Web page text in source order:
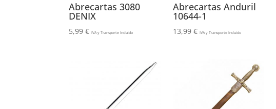
Abrecartas 3080
DENIX
5,99€ IVA y Transporte Incluido
Abrecartas Anduril
10644-1
13,99 € IVA y Transporte Incluido